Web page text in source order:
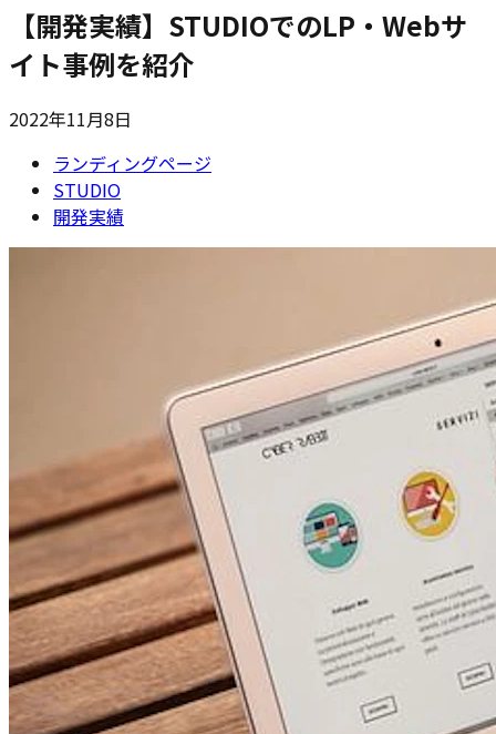
【開発実績】STUDIOでのLP・Webサ
イト事例を紹介
2022年11月8日
ランディングページ
STUDIO
開発実績